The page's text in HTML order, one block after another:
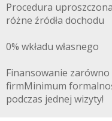
Procedura
różne źródła dochodu
0% wkładu własnego
Finansowanie
firmMinimum
podczas jednej wizyty!